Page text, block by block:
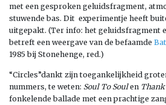
met een gesproken geluidsfragment,
stuwende bas. Dit experimentje heeft
uitgepakt. (Ter info: het geluidsfragment
betreft een weergave van de befaamde
1985 bij Stonehenge, red.)
“Circles”dankt zijn toegankelijkheid
nummers, te weten: Soul To Soulen Thank
fonkelende ballade met een prachtige